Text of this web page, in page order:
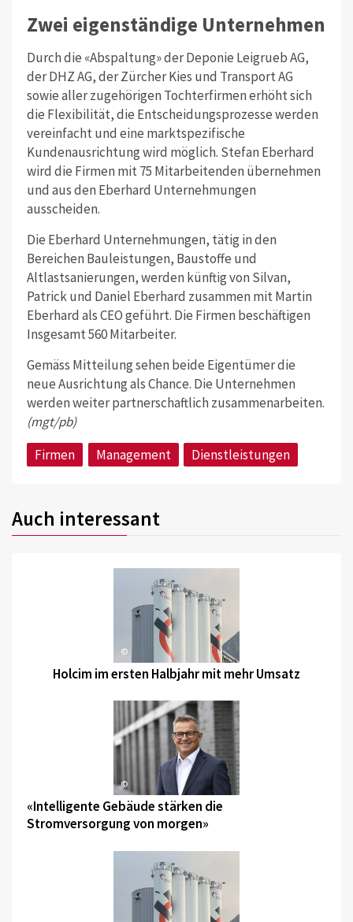
Zwei eigenständige Unternehmen
Durch die «Abspaltung» der Deponie Leigrueb AG,
der DHZ AG, der Zürcher Kies und Transport AG
sowie aller zugehörigen Tochterfirmen erhöht sich
die Flexibilität, die Entscheidungsprozesse werden
vereinfacht und eine marktspezifische
Kundenausrichtung wird möglich. Stefan Eberhard
wird die Firmen mit 75 Mitarbeitenden übernehmen
und aus den Eberhard Unternehmungen
ausscheiden.
Die Eberhard Unternehmungen, tätig in den
Bereichen Bauleistungen, Baustoffe und
Altlastsanierungen, werden künftig von Silvan,
Patrick und Daniel Eberhard zusammen mit Martin
Eberhard als CEO geführt. Die Firmen beschäftigen
Insgesamt 560 Mitarbeiter.
Gemäss Mitteilung sehen beide Eigentümer die
neue Ausrichtung als Chance. Die Unternehmen
werden weiter partnerschaftlich zusammenarbeiten.
(mgt/pb)
Firmen
Management Dienstleistungen
Auch interessant
©
Holcim im ersten Halbjahr mit mehr Umsatz
©
«Intelligente Gebäude stärken die
Stromversorgung von morgen»